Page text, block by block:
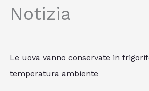
Notizia
Le uova vanno conservate in
temperatura ambiente